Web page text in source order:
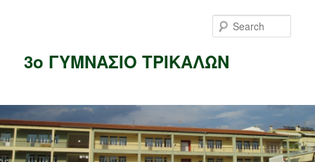
3ο ΓΥΜΝΑΣΙΟ ΤΡΙΚΑΛΩΝ